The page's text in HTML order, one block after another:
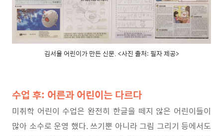
김서율 어린이가 만든 신문. <사진 출처: 필자 제공>
수업 후: 어른과 어린이는 다르다
미취학 어린이 수업은 완전히 한글을 떼지 않은 어린이들이
많아 소수로 운영 했다. 쓰기뿐 아니라 그림 그리기 등에서도